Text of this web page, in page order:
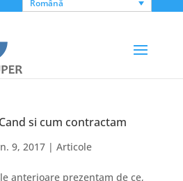
Română
si cum contractam
9, 2017| Articole
anterioare prezentam de ce,